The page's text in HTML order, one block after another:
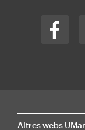
Altres webs